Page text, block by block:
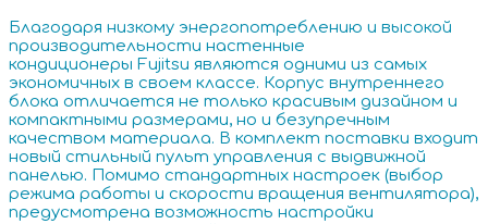
Благодаря низкому энергопотреблению и высокой
производительности настенные
кондиционеры Fujitsu являются одними из самых
экономичных в своем классе. Корпус внутреннего
блока отличается не только красивым дизайном и
компактными размерами, но и безупречным
качеством материала. В комплект поставки входит
новый стильный пульт управления с выдвижной
панелью. Помимо стандартных настроек (выбор
режима работы и скорости вращения вентилятора),
предусмотрена возможность настройки